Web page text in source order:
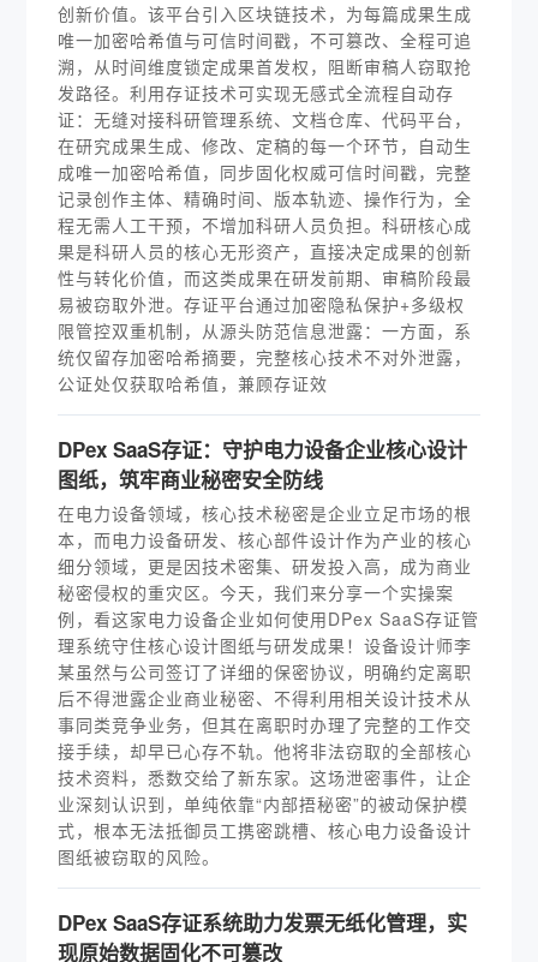
创新价值。该平台引入区块链技术，为每篇成果生成
唯一加密哈希值与可信时间戳，不可篡改、全程可追
溯，从时间维度锁定成果首发权，阻断审稿人窃取抢
发路径。利用存证技术可实现无感式全流程自动存
证：无缝对接科研管理系统、文档仓库、代码平台，
在研究成果生成、修改、定稿的每一个环节，自动生
成唯一加密哈希值，同步固化权威可信时间戳，完整
记录创作主体、精确时间、版本轨迹、操作行为，全
程无需人工干预，不增加科研人员负担。科研核心成
果是科研人员的核心无形资产，直接决定成果的创新
性与转化价值，而这类成果在研发前期、审稿阶段最
易被窃取外泄。存证平台通过加密隐私保护+多级权
限管控双重机制，从源头防范信息泄露：一方面，系
统仅留存加密哈希摘要，完整核心技术不对外泄露，
公证处仅获取哈希值，兼顾存证效
DPex SaaS存证：守护电力设备企业核心设计
图纸，筑牢商业秘密安全防线
在电力设备领域，核心技术秘密是企业立足市场的根
本，而电力设备研发、核心部件设计作为产业的核心
细分领域，更是因技术密集、研发投入高，成为商业
秘密侵权的重灾区。今天，我们来分享一个实操案
例，看这家电力设备企业如何使用DPex SaaS存证管
理系统守住核心设计图纸与研发成果！设备设计师李
某虽然与公司签订了详细的保密协议，明确约定离职
后不得泄露企业商业秘密、不得利用相关设计技术从
事同类竞争业务，但其在离职时办理了完整的工作交
接手续，却早已心存不轨。他将非法窃取的全部核心
技术资料，悉数交给了新东家。这场泄密事件，让企
业深刻认识到，单纯依靠“内部捂秘密”的被动保护模
式，根本无法抵御员工携密跳槽、核心电力设备设计
图纸被窃取的风险。
DPex SaaS存证系统助力发票无纸化管理，实
现原始数据固化不可篡改